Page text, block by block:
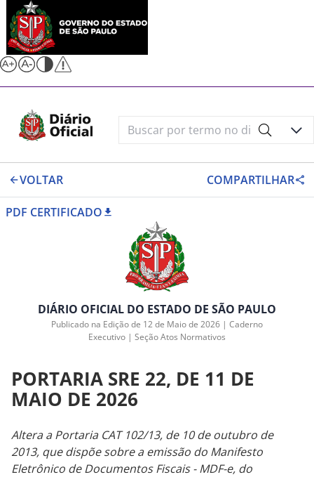
VOLTAR COMPARTILHAR
PDF CERTIFICADO
DIÁRIO OFICIAL DO ESTADO DE SÃO PAULO
Publicado na Edição de 12 de Maio de 2026 | Caderno
Executivo | Seção Atos Normativos
PORTARIA SRE 22, DE 11 DE
MAIO DE 2026
Altera a Portaria CAT 102/13, de 10 de outubro de
2013, que dispõe sobre a emissão do Manifesto
Eletrônico de Documentos Fiscais - MDF-e, do